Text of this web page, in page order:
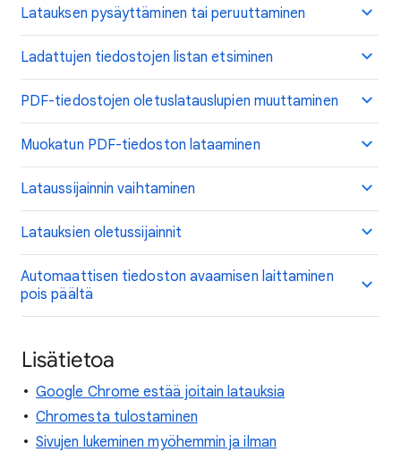
Latauksen pysäyttäminen tai peruuttaminen
Ladattujen tiedostojen listan etsiminen
PDF-tiedostojen oletuslatauslupien muuttaminen
Muokatun PDF-tiedoston lataaminen
Lataussijainnin vaihtaminen
Latauksien oletussijainnit
Automaattisen tiedoston avaamisen laittaminen
pois päältä
Lisätietoa
Google Chrome estää joitain latauksia
Chromesta tulostaminen
Sivujen lukeminen myöhemmin ja ilman